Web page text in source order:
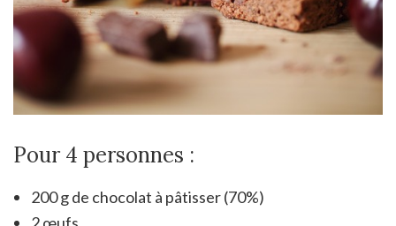
Pour 4 personnes :
200 g de chocolat à pâtisser (70%)